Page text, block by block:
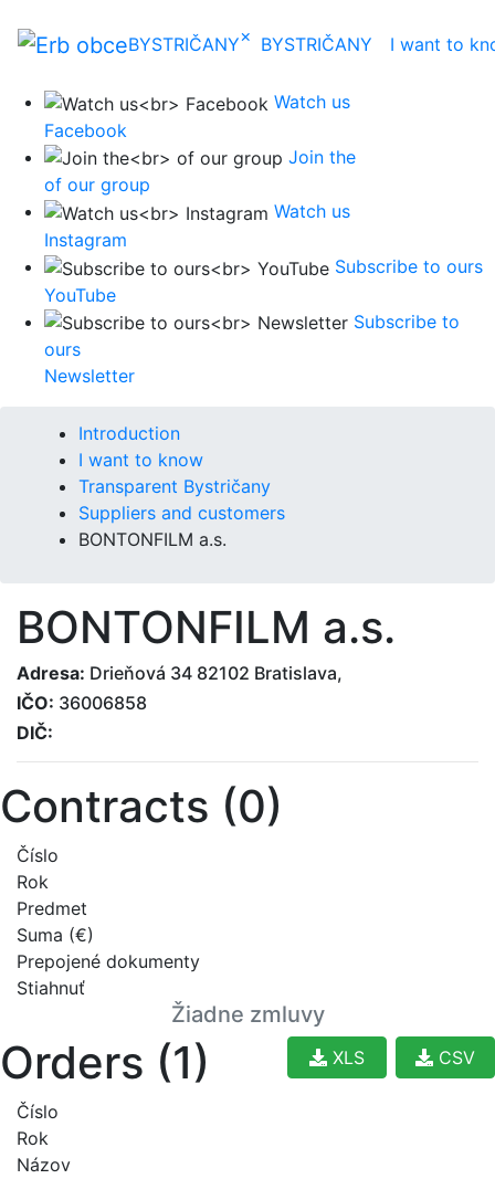
BYSTRIČANY× BYSTRIČANY I want to
Watch us
Facebook
Join the
of our group
Watch us
Instagram
Subscribe to ours
YouTube
Subscribe to
ours
Newsletter
Introduction
I want to know
Transparent Bystričany
Suppliers and customers
BONTONFILM a.s.
BONTONFILM a.s.
Adresa: Drieňová 34 82102 Bratislava,
IČO: 36006858
DIČ:
Contracts (0)
Číslo
Rok
Predmet
Suma (€)
Prepojené dokumenty
Stiahnuť
Žiadne zmluvy
Orders (1) CSV
XLS
Číslo
Rok
Názov